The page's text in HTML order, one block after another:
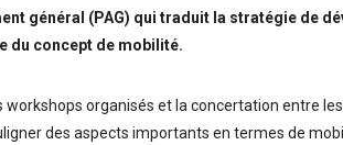
général (PAG) qui traduit la stratégie de
du concept de mobilité.
workshops organisés et la concertation entre
des aspects importants en termes de